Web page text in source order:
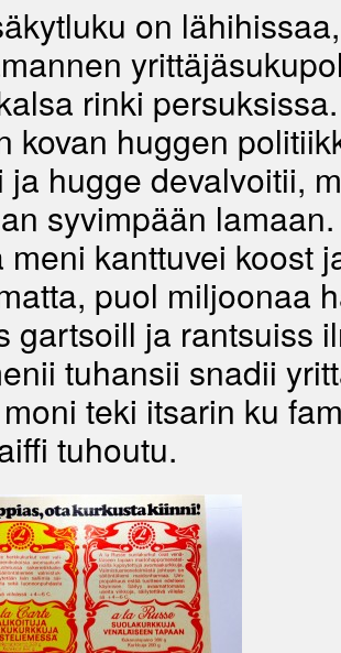
on
rinki
kovan huggen
ja hugge devalvoitii,
syvimpään
meni kanttuvei koost
puol miljoonaa
gartsoill ja rantsuiss
tuhansii snadii
teki itsarin ku
tuhoutu.